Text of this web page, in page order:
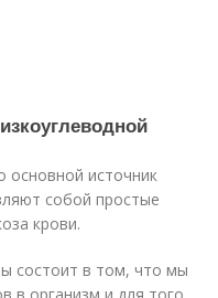
основной источник
собой простые
крови.
состоит в том, что мы